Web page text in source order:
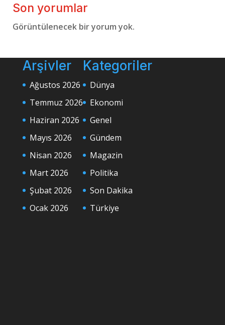
Son yorumlar
Görüntülenecek bir yorum yok.
Arşivler
Ağustos 2026
Temmuz 2026
Haziran 2026
Mayıs 2026
Nisan 2026
Mart 2026
Şubat 2026
Ocak 2026
Kategoriler
Dünya
Ekonomi
Genel
Gündem
Magazin
Politika
Son Dakika
Türkiye